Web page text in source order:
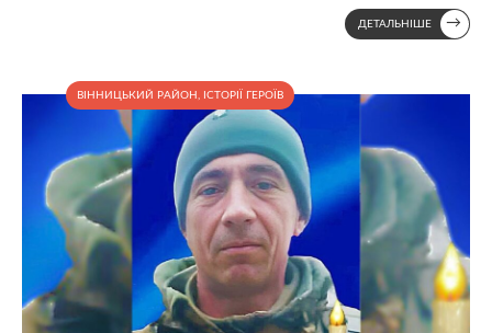
ДЕТАЛЬНІШЕ →
ВІННИЦЬКИЙ РАЙОН ІСТОРІЇ ГЕРОЇВ